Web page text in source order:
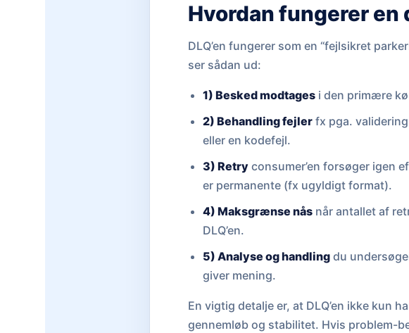
Hvordan fungerer en
DLQ’en fungerer som en “fejlsikret
ser sådan ud:
1) Besked modtages i den primære
2) Behandling fejler fx pga.
eller en kodefejl.
3) Retry consumer’en forsøger igen
er permanente (fx ugyldigt format).
4) Maksgrænse nås når antallet af
DLQ’en.
5) Analyse og handling du
giver mening.
En vigtig detalje er, at DLQ’en ikke kun
gennemløb og stabilitet. Hvis problem-